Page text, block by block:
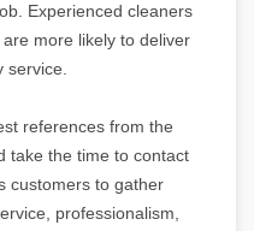
Experienced cleaners
more likely to deliver
service.
references from the
take the time to contact
customers to gather
professionalism,